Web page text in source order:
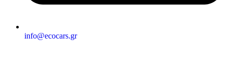
info@ecocars.gr